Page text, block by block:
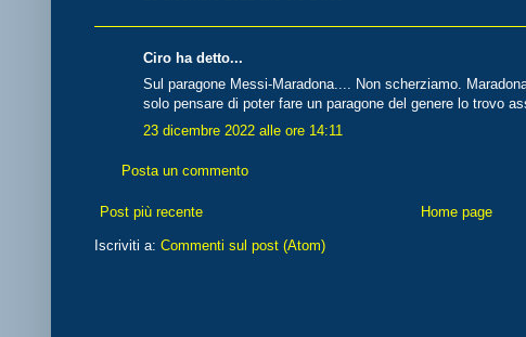
Ciro ha detto...
Sul paragone Messi-Maradona.... Non scherziamo.
solo pensare di poter fare un paragone del genere lo trovo
23 dicembre 2022 alle ore 14:11
Posta un commento
Post più recente Home page
Iscriviti a: Commenti sul post (Atom)